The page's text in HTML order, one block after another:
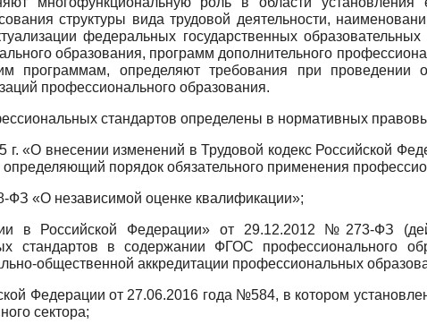
структуры вида трудовой деятельности,
федеральных государственных
образования, программ дополнительного
программам, определяют требования при проведении
профессионального образования.
стандартов определены в нормативных
«О внесении изменений в Трудовой кодекс Российской
порядок обязательного применения
ФЗ «О независимой оценке квалификации»;
в Российской Федерации» от 29.12.2012 №273-ФЗ
стандартов в содержании ФГОС профессионального
общественной аккредитации профессиональных
Федерации от 27.06.2016 года №584, в котором
сектора;